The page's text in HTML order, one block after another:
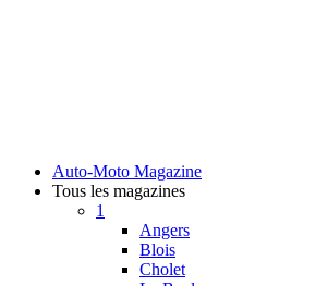
Auto-Moto Magazine
Tous les magazines
1
Angers
Blois
Cholet